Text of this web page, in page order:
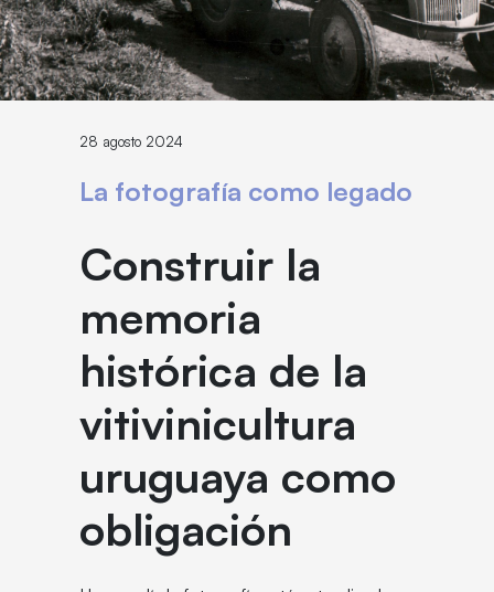
28 agosto 2024
La fotografía como legado
Construir la
memoria
histórica de la
vitivinicultura
uruguaya como
obligación